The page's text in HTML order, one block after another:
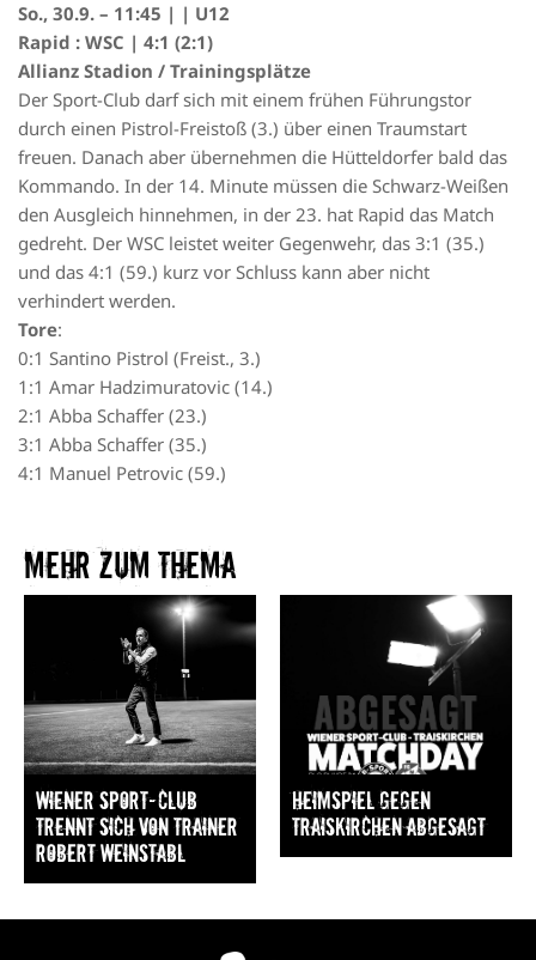
So., 30.9. – 11:45 | | U12
Rapid : WSC | 4:1 (2:1)
Allianz Stadion / Trainingsplätze
Der Sport-Club darf sich mit einem frühen Führungstor
durch einen Pistrol-Freistoß (3.) über einen Traumstart
freuen. Danach aber übernehmen die Hütteldorfer bald das
Kommando. In der 14. Minute müssen die Schwarz-Weißen
den Ausgleich hinnehmen, in der 23. hat Rapid das Match
gedreht. Der WSC leistet weiter Gegenwehr, das 3:1 (35.)
und das 4:1 (59.) kurz vor Schluss kann aber nicht
verhindert werden.
Tore:
0:1 Santino Pistrol (Freist., 3.)
1:1 Amar Hadzimuratovic (14.)
2:1 Abba Schaffer (23.)
3:1 Abba Schaffer (35.)
4:1 Manuel Petrovic (59.)
Mehr zum Thema​
Wiener Sport-Club
trennt sich von Trainer
Robert Weinstabl
Heimspiel gegen
Traiskirchen abgesagt